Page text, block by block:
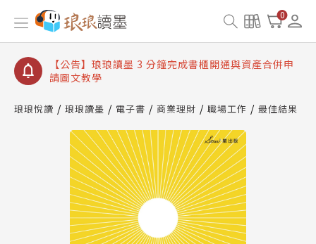
0
【公告】琅琅讀墨數位閱讀資產合併與書櫃開通申請
【公告】琅琅讀墨書櫃開通常見問題
【公告】琅琅讀墨 3 分鐘完成書櫃開通與資產合併申
請圖文教學
查詢
【公告】琅琅讀墨數位閱讀資產合併與書櫃開通申請
琅琅悅讀 琅琅讀墨 電子書 商業理財 職場工作 最佳結果